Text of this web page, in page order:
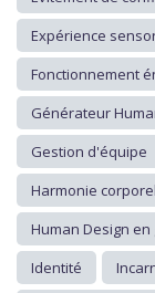
Expérience
Fonctionnement
Générateur
Gestion d'équipe
Harmonie
Human Design en
Identité